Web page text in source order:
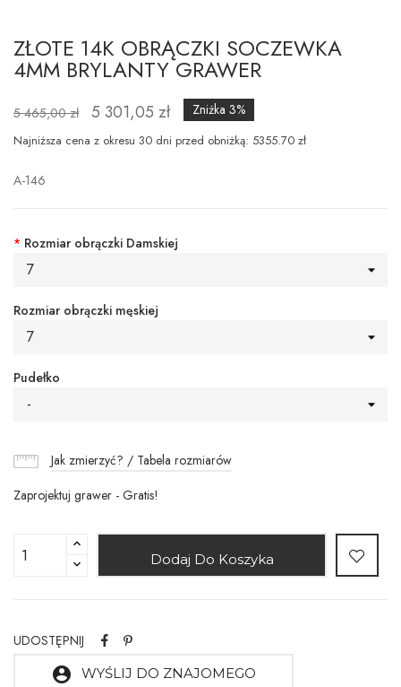
ZŁOTE 14K OBRĄCZKI SOCZEWKA
4MM BRYLANTY GRAWER
5 465,00 zł 5 301,05 zł Zniżka 3%
Najniższa cena z okresu 30 dni przed obniżką: 5355.70 zł
A-146
* Rozmiar obrączki Damskiej
7
Rozmiar obrączki męskiej
7
Pudełko
-
Jak zmierzyć? / Tabela rozmiarów
Zaprojektuj grawer - Gratis!
Dodaj Do Koszyka
UDOSTĘPNIJ
account_circle WYŚLIJ DO ZNAJOMEGO